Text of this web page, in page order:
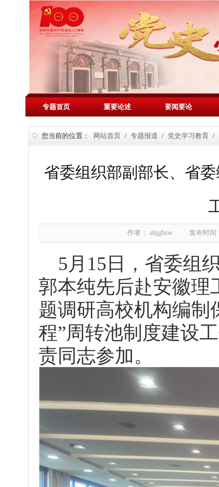
专题首页 重要论述 要闻要论
您当前的位置： 网站首页 / 专题报道 / 党史学习教育 /
省委组织部副部长、省
作者： ahjgbzw 发布时间
5月15日，省委组
郭本纯先后赴安徽理
题调研高校机构编制
程”周转池制度建设
责同志参加。